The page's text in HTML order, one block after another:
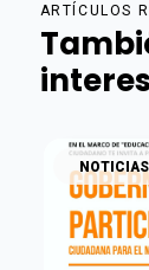
ARTÍCULOS
NOTICIAS